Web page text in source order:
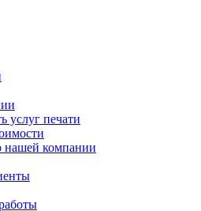
услуг печати
нашей компании